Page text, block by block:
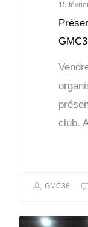
15
club.
GMC38